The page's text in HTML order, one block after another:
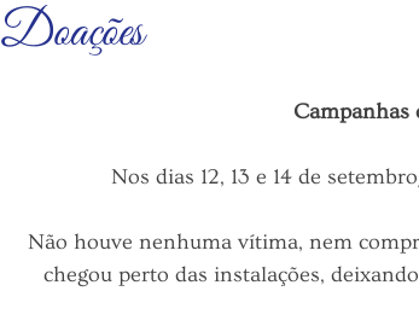
Doações
Campanhas
Nos dias 12, 13 e 14 de
Não houve nenhuma vítima, nem
chegou perto das instalações,